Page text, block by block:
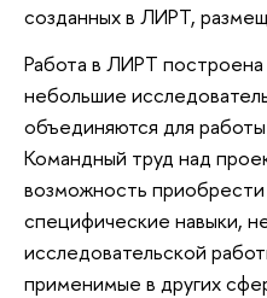
созданных в ЛИРТ,
Работа в ЛИРТ
небольшие
объединяются для
Командный труд над
возможность приобрести
специфические навыки,
исследовательской
применимые в других